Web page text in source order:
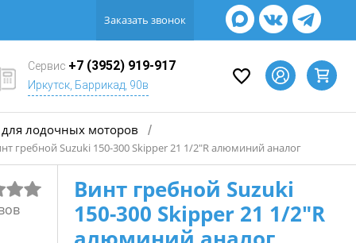
Заказать звонок
Сервис +7 (3952) 919-917
Иркутск, Баррикад, 90в
лодочных моторов /
гребной Suzuki 150-300 Skipper 21 1/2"R алюминий аналог
Винт гребной Suzuki
150-300 Skipper 21 1/2"R